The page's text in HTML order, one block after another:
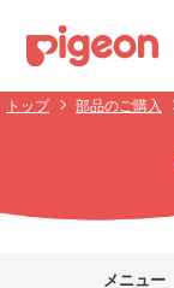
トップ 部品のご購入
メニュー